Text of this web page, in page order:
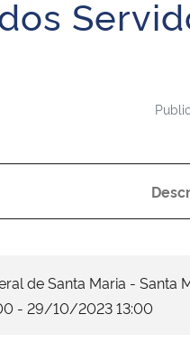
de Santa Maria - Santa
- 29/10/2023 13:00